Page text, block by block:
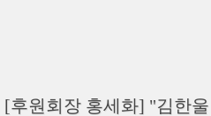
[후원회장 홍세화] "김한